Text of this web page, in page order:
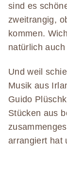
sind es
zweitrangig,
kommen.
natürlich
Und weil
Musik aus
Guido
Stücken aus
arrangiert hat